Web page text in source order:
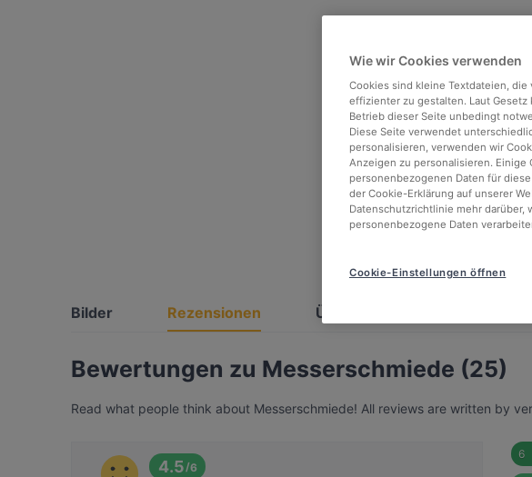
Bilder Rezensionen Über
Bewertungen zu Messerschmiede (25)
Read what people think about Messerschmiede! All reviews are written by
4.5/6
6
Wie wir Cookies verwenden
Cookies sind kleine Textdateien,
effizienter zu gestalten. Laut
Betrieb dieser Seite unbedingt
Diese Seite verwendet
personalisieren, verwenden wir
Anzeigen zu personalisieren. Einige
personenbezogenen Daten für
der Cookie-Erklärung auf unserer
Datenschutzrichtlinie mehr darüber,
personenbezogene Daten
Cookie-Einstellungen öffnen